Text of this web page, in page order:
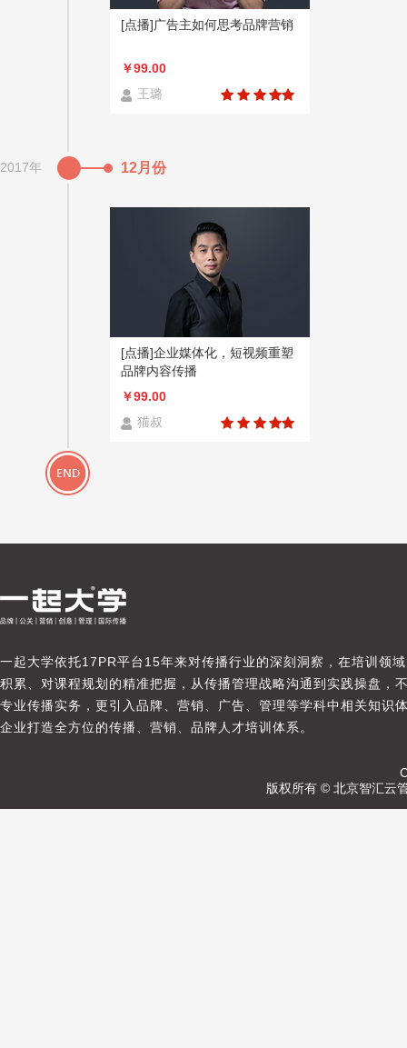
[点播]广告主如何思考品牌营销
￥99.00
王璐
2017年 12月份
[点播]企业媒体化，短视频重塑
品牌内容传播
￥99.00
猫叔
一起大学依托17PR平台15年来对传播行业的深刻洞察，在培训领
积累、对课程规划的精准把握，从传播管理战略沟通到实践操盘，
专业传播实务，更引入品牌、营销、广告、管理等学科中相关知识
企业打造全方位的传播、营销、品牌人才培训体系。
版权所有 © 北京智汇云